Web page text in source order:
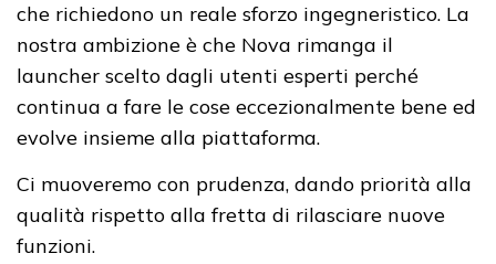
che richiedono un reale sforzo ingegneristico. La
nostra ambizione è che Nova rimanga il
launcher scelto dagli utenti esperti perché
continua a fare le cose eccezionalmente bene ed
evolve insieme alla piattaforma.
Ci muoveremo con prudenza, dando priorità alla
qualità rispetto alla fretta di rilasciare nuove
funzioni.